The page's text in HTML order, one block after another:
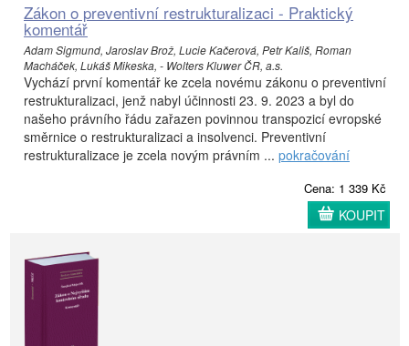
Zákon o preventivní restrukturalizaci - Praktický
komentář
Adam Sigmund, Jaroslav Brož, Lucie Kačerová, Petr Kališ, Roman
Macháček, Lukáš Mikeska, - Wolters Kluwer ČR, a.s.
Vychází první komentář ke zcela novému zákonu o preventivní
restrukturalizaci, jenž nabyl účinnosti 23. 9. 2023 a byl do
našeho právního řádu zařazen povinnou transpozicí evropské
směrnice o restrukturalizaci a insolvenci. Preventivní
restrukturalizace je zcela novým právním ... pokračování
Cena: 1 339 Kč
KOUPIT